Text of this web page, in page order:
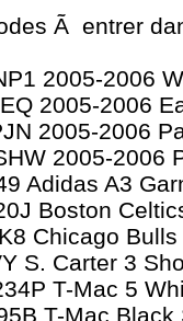
Ã entrer
2005-2006
2005-2006
2005-2006
2005-2006
Adidas A3
Boston
Chicago
S. Carter 3
T-Mac 5
T-Mac Black